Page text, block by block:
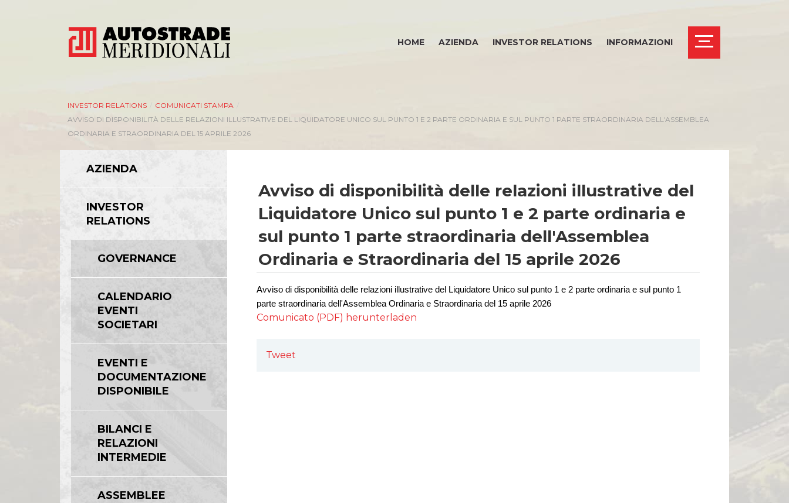
HOME AZIENDA INVESTOR RELATIONS INFORMAZIONI
INVESTOR RELATIONS COMUNICATI STAMPA
AVVISO DI DISPONIBILITÀ DELLE RELAZIONI ILLUSTRATIVE DEL LIQUIDATORE UNICO SUL PUNTO 1 E 2 PARTE ORDINARIA E SUL PUNTO 1 PARTE STRAORDINARIA DELL'ASSEMBLEA
ORDINARIA E STRAORDINARIA DEL 15 APRILE 2026
Avviso di disponibilità delle relazioni illustrative del
Liquidatore Unico sul punto 1 e 2 parte ordinaria e
sul punto 1 parte straordinaria dell'Assemblea
Ordinaria e Straordinaria del 15 aprile 2026
Avviso di disponibilità delle relazioni illustrative del Liquidatore Unico sul punto 1 e 2 parte ordinaria e sul punto 1
parte straordinaria dell'Assemblea Ordinaria e Straordinaria del 15 aprile 2026
Comunicato (PDF) herunterladen
Tweet
AZIENDA
INVESTOR
RELATIONS
GOVERNANCE
CALENDARIO
EVENTI
SOCIETARI
EVENTI E
DOCUMENTAZIONE
DISPONIBILE
BILANCI E
RELAZIONI
INTERMEDIE
ASSEMBLEE